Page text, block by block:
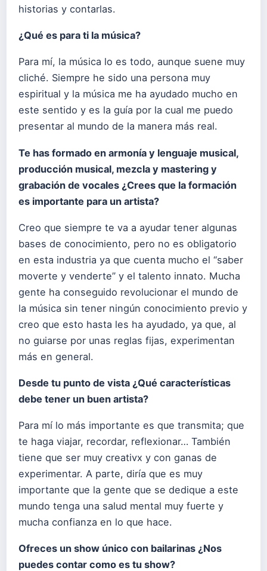
historias y contarlas.
¿Qué es para ti la música?
Para mí, la música lo es todo, aunque suene muy
cliché. Siempre he sido una persona muy
espiritual y la música me ha ayudado mucho en
este sentido y es la guía por la cual me puedo
presentar al mundo de la manera más real.
Te has formado en armonía y lenguaje musical,
producción musical, mezcla y mastering y
grabación de vocales ¿Crees que la formación
es importante para un artista?
Creo que siempre te va a ayudar tener algunas
bases de conocimiento, pero no es obligatorio
en esta industria ya que cuenta mucho el “saber
moverte y venderte” y el talento innato. Mucha
gente ha conseguido revolucionar el mundo de
la música sin tener ningún conocimiento previo y
creo que esto hasta les ha ayudado, ya que, al
no guiarse por unas reglas fijas, experimentan
más en general.
Desde tu punto de vista ¿Qué características
debe tener un buen artista?
Para mí lo más importante es que transmita; que
te haga viajar, recordar, reflexionar… También
tiene que ser muy creativx y con ganas de
experimentar. A parte, diría que es muy
importante que la gente que se dedique a este
mundo tenga una salud mental muy fuerte y
mucha confianza en lo que hace.
Ofreces un show único con bailarinas ¿Nos
puedes contar como es tu show?